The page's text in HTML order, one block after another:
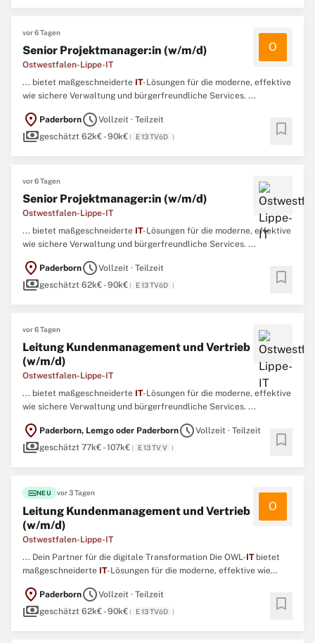
vor 6 Tagen
Senior Projektmanager:in (w/m/d)
Ostwestfalen-Lippe-IT
O
... bietet maßgeschneiderte IT-Lösungen für die moderne, effektive
wie sichere Verwaltung und bürgerfreundliche Services. ...
location_on PaderbornscheduleVollzeit · Teilzeit
paymentsgeschätzt 62k€ - 90k€( E 13 TVöD ) bookmark
vor 6 Tagen
Senior Projektmanager:in (w/m/d)
Ostwestfalen-Lippe-IT
... bietet maßgeschneiderte IT-Lösungen für die moderne, effektive
wie sichere Verwaltung und bürgerfreundliche Services. ...
location_on PaderbornscheduleVollzeit · Teilzeit
paymentsgeschätzt 62k€ - 90k€( E 13 TVöD ) bookmark
vor 6 Tagen
Leitung Kundenmanagement und Vertrieb
(w/m/d)
Ostwestfalen-Lippe-IT
... bietet maßgeschneiderte IT-Lösungen für die moderne, effektive
wie sichere Verwaltung und bürgerfreundliche Services. ...
location_on Paderborn, Lemgo oder PaderbornscheduleVollzeit · Teilzeit
paymentsgeschätzt 77k€ - 107k€( E 13 TV V ) bookmark
fiber_newNEU vor 3 Tagen
Leitung Kundenmanagement und Vertrieb
(w/m/d)
Ostwestfalen-Lippe-IT
O
... Dein Partner für die digitale Transformation Die OWL-ITbietet
maßgeschneiderte IT-Lösungen für die moderne, effektive wie
location_on PaderbornscheduleVollzeit · Teilzeit
paymentsgeschätzt 62k€ - 90k€( E 13 TVöD ) bookmark